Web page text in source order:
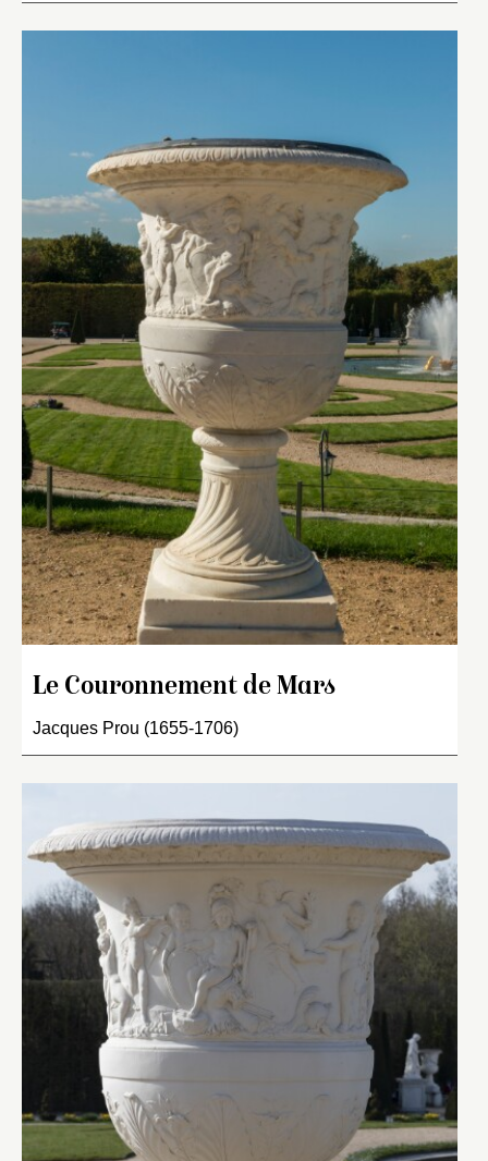
Le Couronnement de Mars
Jacques Prou (1655-1706)